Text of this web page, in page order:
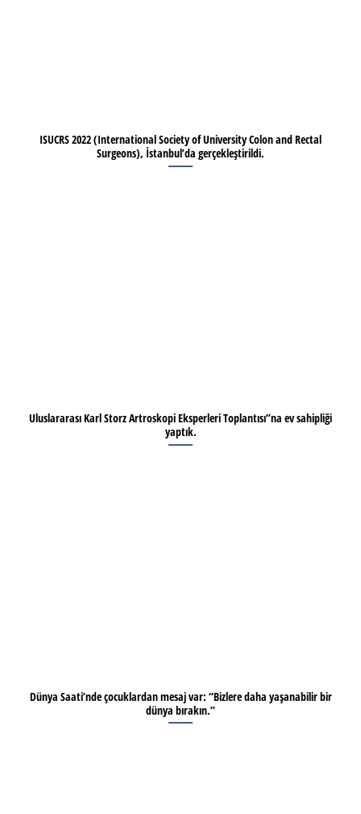
ISUCRS 2022 (International Society of University Colon and Rectal
Surgeons), İstanbul’da gerçekleştirildi.
Uluslararası Karl Storz Artroskopi Eksperleri Toplantısı”na ev sahipliği
yaptık.
Dünya Saati’nde çocuklardan mesaj var: “Bizlere daha yaşanabilir bir
dünya bırakın.”